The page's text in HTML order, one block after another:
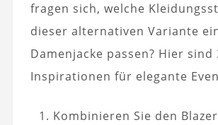
fragen sich, welche
dieser alternativen Variante
Damenjacke passen? Hier sind
Inspirationen für elegante
Kombinieren Sie den